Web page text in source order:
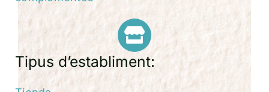
Tipus d’establiment: